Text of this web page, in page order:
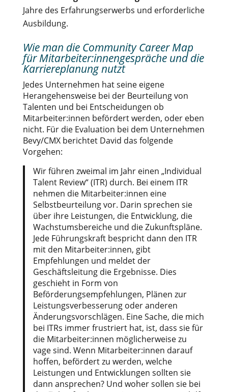
Jahre des Erfahrungserwerbs und erforderliche
Ausbildung.
Wie man die Community Career Map
für Mitarbeiter:innengespräche und die
Karriereplanung nutzt
Jedes Unternehmen hat seine eigene
Herangehensweise bei der Beurteilung von
Talenten und bei Entscheidungen ob
Mitarbeiter:innen befördert werden, oder eben
nicht. Für die Evaluation bei dem Unternehmen
Bevy/CMX berichtet David das folgende
Vorgehen:
Wir führen zweimal im Jahr einen „Individual
Talent Review“ (ITR) durch. Bei einem ITR
nehmen die Mitarbeiter:innen eine
Selbstbeurteilung vor. Darin sprechen sie
über ihre Leistungen, die Entwicklung, die
Wachstumsbereiche und die Zukunftspläne.
Jede Führungskraft bespricht dann den ITR
mit den Mitarbeiter:innen, gibt
Empfehlungen und meldet der
Geschäftsleitung die Ergebnisse. Dies
geschieht in Form von
Beförderungsempfehlungen, Plänen zur
Leistungsverbesserung oder anderen
Änderungsvorschlägen. Eine Sache, die mich
bei ITRs immer frustriert hat, ist, dass sie für
die Mitarbeiter:innen möglicherweise zu
vage sind. Wenn Mitarbeiter:innen darauf
hoffen, befördert zu werden, welche
Leistungen und Entwicklungen sollten sie
dann ansprechen? Und woher sollen sie bei